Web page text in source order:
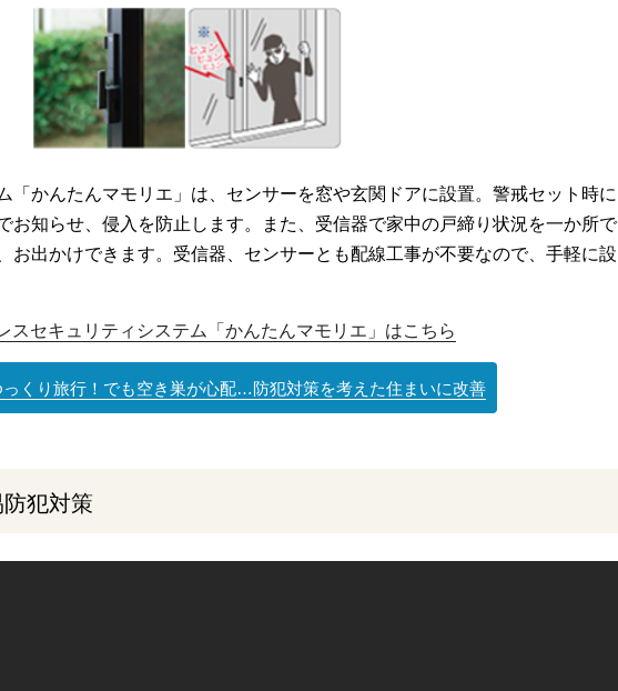
「かんたんマモリエ」は、センサーを窓や玄関ドアに設置。警戒セット時に
お知らせ、侵入を防止します。また、受信器で家中の戸締り状況を一か所で
お出かけできます。受信器、センサーとも配線工事が不要なので、手軽に設
スセキュリティシステム「かんたんマモリエ」はこちら
くり旅行！でも空き巣が心配…防犯対策を考えた住まいに改善
犯対策